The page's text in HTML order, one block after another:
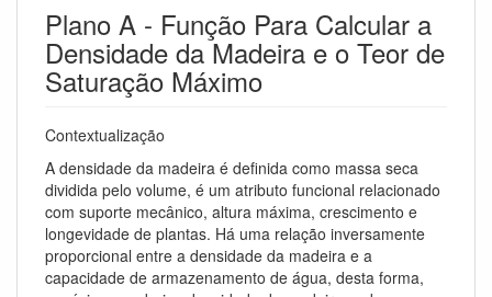
Plano A - Função Para Calcular a
Densidade da Madeira e o Teor de
Saturação Máximo
Contextualização
A densidade da madeira é definida como massa seca
dividida pelo volume, é um atributo funcional relacionado
com suporte mecânico, altura máxima, crescimento e
longevidade de plantas. Há uma relação inversamente
proporcional entre a densidade da madeira e a
capacidade de armazenamento de água, desta forma,